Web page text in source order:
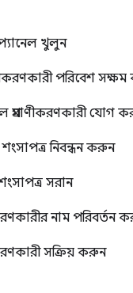
খুলুন
পরিবেশ
প্রমাণীকরণকারী যোগ
নিবন্ধন করুন
সরান
নাম পরিবর্তন
সক্রিয় করুন